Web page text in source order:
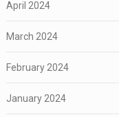
April 2024
March 2024
February 2024
January 2024